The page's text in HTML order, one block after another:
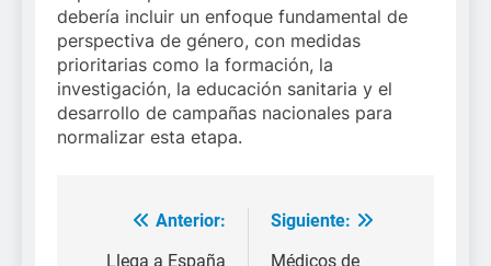
debería incluir un enfoque fundamental de
perspectiva de género, con medidas
prioritarias como la formación, la
investigación, la educación sanitaria y el
desarrollo de campañas nacionales para
normalizar esta etapa.
Navegación
Anterior:
Llega a España
Siguiente:
Médicos de